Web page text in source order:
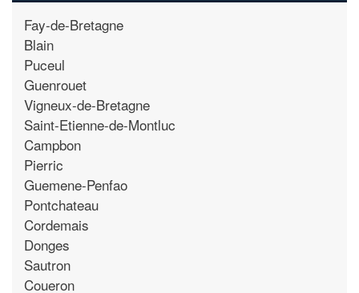
Fay-de-Bretagne
Blain
Puceul
Guenrouet
Vigneux-de-Bretagne
Saint-Etienne-de-Montluc
Campbon
Pierric
Guemene-Penfao
Pontchateau
Cordemais
Donges
Sautron
Coueron